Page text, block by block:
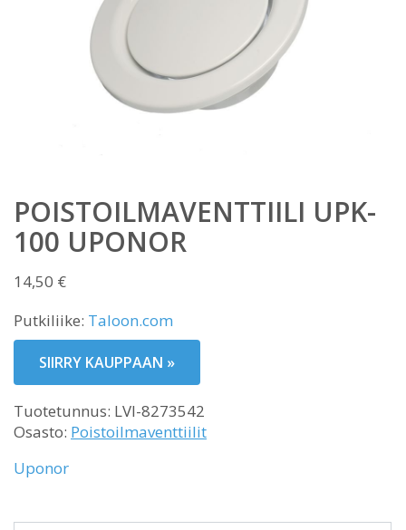
POISTOILMAVENTTIILI UPK-
100 UPONOR
14,50 €
Putkiliike: Taloon.com
SIIRRY KAUPPAAN »
Tuotetunnus: LVI-8273542
Osasto: Poistoilmaventtiilit
Uponor